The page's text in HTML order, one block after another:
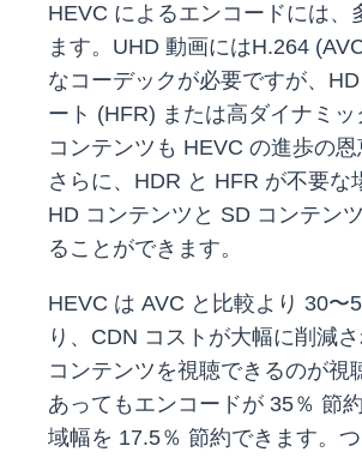
HEVC によるエンコードには、
ます。UHD 動画にはH.264
なコーデックが必要ですが、
ート (HFR) または高ダイナミ
コンテンツも HEVC の進歩の恩
さらに、HDR と HFR が不要な
HD コンテンツと SD コンテン
ることができます。
HEVC は AVC と比較より 30〜
り、CDN コストが大幅に削減
コンテンツを視聴できるのが視
あってもエンコードが 35％ 節
域幅を 17.5％ 節約できます。